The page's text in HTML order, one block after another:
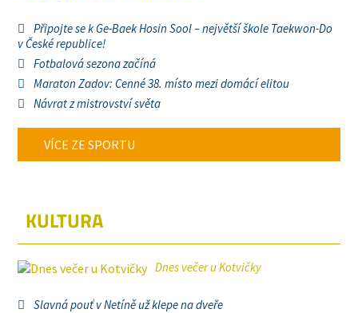
Připojte se k Ge-Baek Hosin Sool – největší škole Taekwon-Do
v České republice!
Fotbalová sezona začíná
Maraton Zadov: Cenné 38. místo mezi domácí elitou
Návrat z mistrovství světa
VÍCE ZE SPORTU
KULTURA
Dnes večer u Kotvičky
Slavná pouť v Netíně už klepe na dveře